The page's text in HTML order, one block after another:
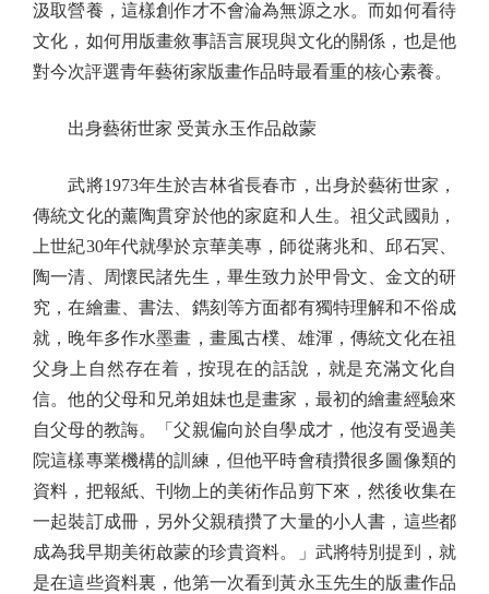
汲取營養，這樣創作才不會淪為無源之水。而如何看待
文化，如何用版畫敘事語言展現與文化的關係，也是他
對今次評選青年藝術家版畫作品時最看重的核心素養。
出身藝術世家 受黃永玉作品啟蒙
武將1973年生於吉林省長春市，出身於藝術世家，
傳統文化的薰陶貫穿於他的家庭和人生。祖父武國勛，
上世紀30年代就學於京華美專，師從蔣兆和、邱石冥、
陶一清、周懷民諸先生，畢生致力於甲骨文、金文的研
究，在繪畫、書法、鐫刻等方面都有獨特理解和不俗成
就，晚年多作水墨畫，畫風古樸、雄渾，傳統文化在祖
父身上自然存在着，按現在的話說，就是充滿文化自
信。他的父母和兄弟姐妹也是畫家，最初的繪畫經驗來
自父母的教誨。「父親偏向於自學成才，他沒有受過美
院這樣專業機構的訓練，但他平時會積攢很多圖像類的
資料，把報紙、刊物上的美術作品剪下來，然後收集在
一起裝訂成冊，另外父親積攢了大量的小人書，這些都
成為我早期美術啟蒙的珍貴資料。」武將特別提到，就
是在這些資料裏，他第一次看到黃永玉先生的版畫作品